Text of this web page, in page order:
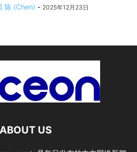
陈 (Chen) - 2025年12月23日
ABOUT US